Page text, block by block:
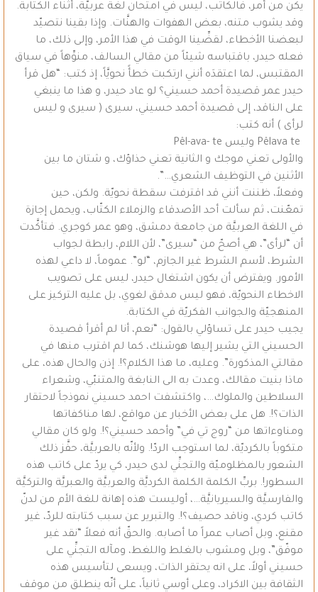
يكن من أمر، فالكاتب، ليس في امتحان لغة عربيَّة، أثناء الكتابة.
وقد يشوب متنه، بعض الهفوات والهنَّات. وإذا بقينا نتصيّد
لبعضنا الأخطاء، لقضِّينا الوقت في هذا الأمر، وإلى ذلك، ما
فعله حيدر، باقتباسه شيئاً من مقالي السالف، منوِّهاً في سياق
المقتبس، لما اعتقدَه أنني ارتكبت خطأً نحويَّاً، إذ كتب: “هل قرأ
حيدر عمر قصيدة أحمد حسيني؟ لو عاد حيدر، و هذا ما ينبغي
على الناقد، إلى قصيدة أحمد حسيني، سيرى ( سيرى و ليس
لرأى ) أنه كتب:
والأولى تعني موجك و الثانية تعني حذاؤك، و شتان ما بين
الأثنين في التوظيف الشعري…”.
وفعلاً، ظننت أنني قد اقترفت سقطة نحويّة. ولكن، حين
تمعّنت، ثم سألت أحد الأصدقاء والزملاء الكتّاب، ويحمل إجازة
في اللغة العربيَّة من جامعة دمشق، وهو عمر كوجري. فتأكَّدت
أن “لرأى”، هي أصحّ من “سيرى”، لأن اللام، رابطة لجواب
الشرط، لأسم الشرط غير الجازم، “لو”. عموماً، لا داعي لهذه
الأمور. ويفترض أن يكون اشتغال حيدر، ليس على تصويب
الاخطاء النحويّة، فهو ليس مدقق لغوي، بل عليه التركيز على
المنهجيّة والجوانب الفكريّة في الكتابة.
يجيب حيدر على تساؤلي بالقول: “نعم، أنا لم أقرأ قصيدة
الحسيني التي يشير إليها هوشنك، كما لم اقترب منها في
مقالتي المذكورة”. وعليه، ما هذا الكلام؟!. إذن والحال هذه، على
ماذا بنيت مقالك، وعدت به الى النابغة والمتنبّي، وشعراء
السلاطين والملوك…، واكتشفت احمد حسيني نموذجاً لاحتقار
الذات؟!. هل على بعض الأخبار عن مواقع، لها مناكفاتها
ومناوءاتها من “روج تي في” وأحمد حسيني؟!. ولو كان مقالي
متكوباً بالكرديّة، لما استوجب الردّ!. ولأنّه بالعربيَّة، حفَّز ذلك
الشعور بالمظلوميّة والتجنِّي لدى حيدر، كي يردّ على كاتب هذه
السطور!. بربِّ الكلمة الكلمة الكرديَّة والعربيَّة والعبريَّة والتركيَّة
والفارسيَّة والسيريانيَّة…، أوليست هذه إهانة للغة الأم من لدنّ
كاتب كردي، وناقد حصيف؟!. والتبرير عن سبب كتابته للردّ، غير
مقنع، وبل أصاب عمراً ما أصابه. والحقّ أنه فعلاً “نقد غير
موفّق”، وبل ومشوب بالغلط واللغط، ومآله التجنِّي على
حسيني أولاً، على انه يحتقر الذات، ويسعى لتأسيس هذه
الثقافة بين الاكراد، وعلى أوسي ثانياً، على أنّه ينطلق من موقف